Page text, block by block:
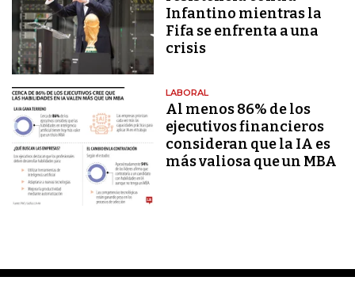
Infantino mientras la
Fifa se enfrenta a una
crisis
LABORAL
Al menos 86% de los
ejecutivos financieros
consideran que la IA es
más valiosa que un MBA